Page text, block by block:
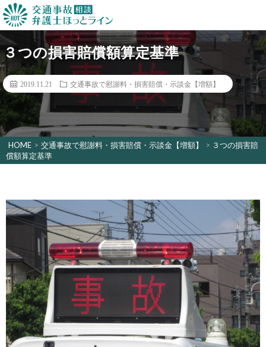
３つの損害賠償額算定基準
2019.11.21 交通事故で慰謝料・損害賠償・示談金【増額】
HOME > 交通事故で慰謝料・損害賠償・示談金【増額】 > ３つの損害賠
償額算定基準